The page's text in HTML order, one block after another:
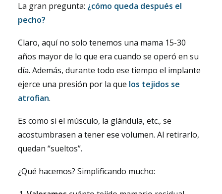
La gran pregunta: ¿cómo queda después el
pecho?
Claro, aquí no solo tenemos una mama 15-30
años mayor de lo que era cuando se operó en su
día. Además, durante todo ese tiempo el implante
ejerce una presión por la que los tejidos se
atrofian.
Es como si el músculo, la glándula, etc., se
acostumbrasen a tener ese volumen. Al retirarlo,
quedan “sueltos”.
¿Qué hacemos? Simplificando mucho: